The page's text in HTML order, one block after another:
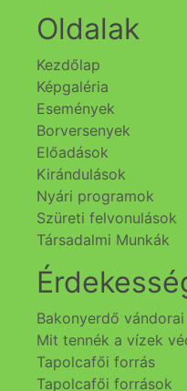
Oldalak
Kezdőlap
Képgaléria
Események
Borversenyek
Előadások
Kirándulások
Nyári programok
Szüreti felvonulások
Társadalmi Munkák
Bakonyerdő vándorai
Mit tennék a vízek
Tapolcafői forrás
Tapolcafői források